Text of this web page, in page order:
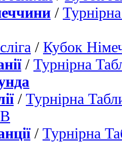
/
/ Кубок
/ Турнірна
/ Турнірна
/ Турнірна